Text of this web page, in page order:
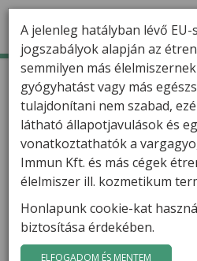
TERMÉKEK
HÍREK
VARGA GÁBOR
FILMEK
GYÓGYGOMBÁK
KAPCSOLAT
Kezdőlap Gyógygombák
Sokizületi
Vácról kaptuk a hírt egy 14
sokizületi gyulladás
javulásáról. A hölgy állapota a
rosszabbodott, a gyulladás
semmilyen gyógyszer nem
is alig tudott.
A jelenleg hatályban lévő EU-
jogszabályok alapján az
semmilyen más
gyógyhatást vagy más
tulajdonítani nem szabad,
látható állapotjavulások és
vonatkoztathatók a
Immun Kft. és más cégek
élelmiszer ill. kozmetikum
Honlapunk cookie-kat
biztosítása érdekében.
ELFOGADOM ÉS MENTEM